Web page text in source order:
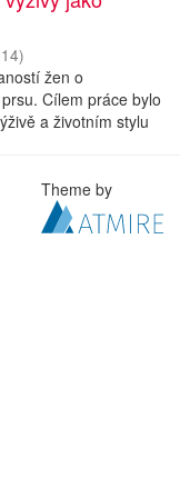
)
žen o
Cílem práce bylo
a životním stylu
Theme by